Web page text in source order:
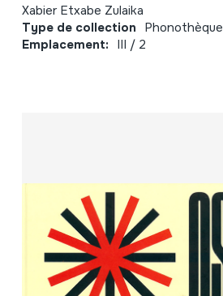
Xabier Etxabe Zulaika
Type de collection Phonothèque
Emplacement: III / 2